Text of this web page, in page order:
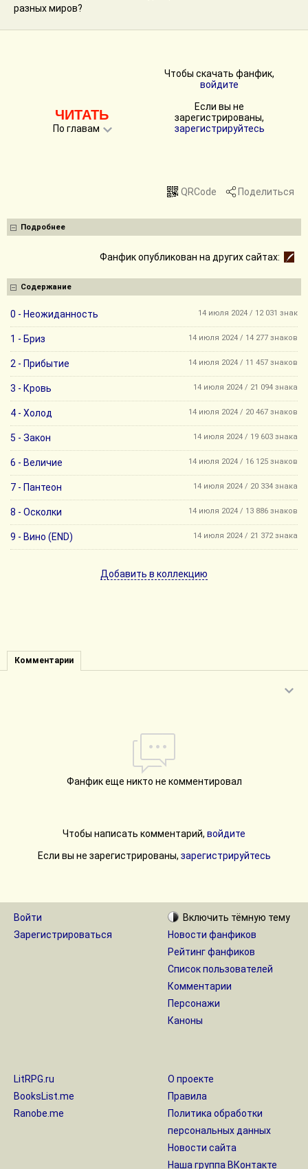
разных миров?
ЧИТАТЬ
По главам
Чтобы скачать фанфик,
войдите
Если вы не
зарегистрированы,
зарегистрируйтесь
QRCode Поделиться
Подробнее
Фанфик опубликован на других сайтах:
Содержание
0 - Неожиданность 14 июля 2024 / 12 031 знак
1 - Бриз 14 июля 2024 / 14 277 знаков
2 - Прибытие 14 июля 2024 / 11 457 знаков
3 - Кровь 14 июля 2024 / 21 094 знака
4 - Холод 14 июля 2024 / 20 467 знаков
5 - Закон 14 июля 2024 / 19 603 знака
6 - Величие 14 июля 2024 / 16 125 знаков
7 - Пантеон 14 июля 2024 / 20 334 знака
8 - Осколки 14 июля 2024 / 13 886 знаков
9 - Вино (END) 14 июля 2024 / 21 372 знака
Добавить в коллекцию
Комментарии
Фанфик еще никто не комментировал
Чтобы написать комментарий, войдите
Если вы не зарегистрированы, зарегистрируйтесь
Войти
Зарегистрироваться
Включить тёмную тему
Новости фанфиков
Рейтинг фанфиков
Список пользователей
Комментарии
Персонажи
Каноны
LitRPG.ru
BooksList.me
Ranobe.me
О проекте
Правила
Политика обработки
персональных данных
Новости сайта
Наша группа ВКонтакте